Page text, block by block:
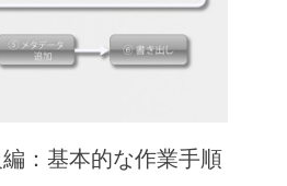
：基本的な作業手順